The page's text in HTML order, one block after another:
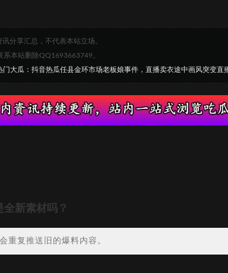
分享汇总，不代表本站立场。
本站删除QQ1693663749。
门大瓜：抖音热瓜任县金环市场老板娘事件，直播卖衣途中画风突变直
新素材吗？
重复推送旧的爆料内容。